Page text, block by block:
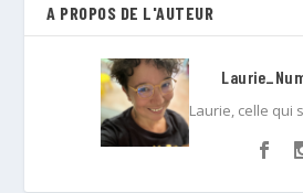
A PROPOS DE L'AUTEUR
Laurie, celle qui